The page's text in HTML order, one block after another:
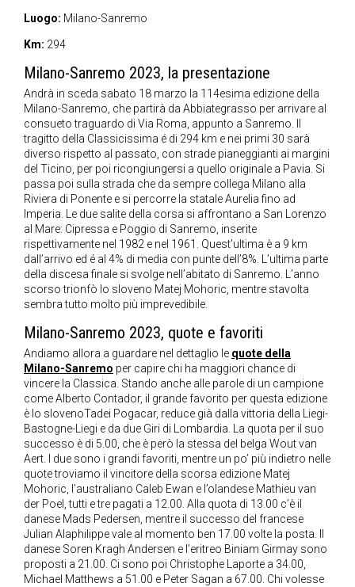
Luogo: Milano-Sanremo
Km: 294
Milano-Sanremo 2023, la presentazione
Andrà in sceda sabato 18 marzo la 114esima edizione della
Milano-Sanremo, che partirà da Abbiategrasso per arrivare al
consueto traguardo di Via Roma, appunto a Sanremo. Il
tragitto della Classicissima é di 294 km e nei primi 30 sarà
diverso rispetto al passato, con strade pianeggianti ai margini
del Ticino, per poi ricongiungersi a quello originale a Pavia. Si
passa poi sulla strada che da sempre collega Milano alla
Riviera di Ponente e si percorre la statale Aurelia fino ad
Imperia. Le due salite della corsa si affrontano a San Lorenzo
al Mare: Cipressa e Poggio di Sanremo, inserite
rispettivamente nel 1982 e nel 1961. Quest’ultima è a 9 km
dall’arrivo ed é al 4% di media con punte dell’8%. L’ultima parte
della discesa finale si svolge nell’abitato di Sanremo. L’anno
scorso trionfò lo sloveno Matej Mohoric, mentre stavolta
sembra tutto molto più imprevedibile.
Milano-Sanremo 2023, quote e favoriti
Andiamo allora a guardare nel dettaglio le quote della
Milano-Sanremo per capire chi ha maggiori chance di
vincere la Classica. Stando anche alle parole di un campione
come Alberto Contador, il grande favorito per questa edizione
è lo slovenoTadei Pogacar, reduce già dalla vittoria della Liegi-
Bastogne-Liegi e da due Giri di Lombardia. La quota per il suo
successo è di 5.00, che è però la stessa del belga Wout van
Aert. I due sono i grandi favoriti, mentre un po’ più indietro nelle
quote troviamo il vincitore della scorsa edizione Matej
Mohoric, l’australiano Caleb Ewan e l’olandese Mathieu van
der Poel, tutti e tre pagati a 12.00. Alla quota di 13.00 c’è il
danese Mads Pedersen, mentre il successo del francese
Julian Alaphilippe vale al momento ben 17.00 volte la posta. Il
danese Soren Kragh Andersen e l’eritreo Biniam Girmay sono
proposti a 21.00. Ci sono poi Christophe Laporte a 34.00,
Michael Matthews a 51.00 e Peter Sagan a 67.00. Chi volesse